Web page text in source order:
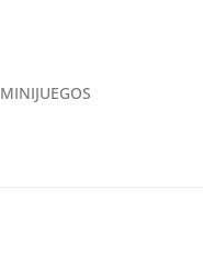
MINIJUEGOS